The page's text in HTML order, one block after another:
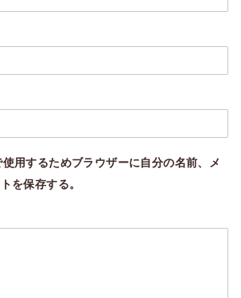
用するためブラウザーに自分の名前、メ
を保存する。